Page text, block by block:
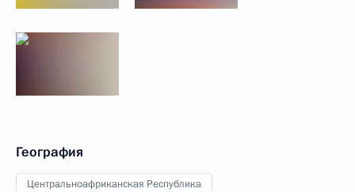
География
Центральноафриканская Республика